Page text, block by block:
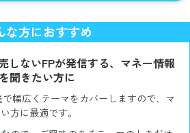
な方におすすめ
しないFPが発信する、マネー情報
を聞きたい方に
で幅広くテーマをカバーしますので、マ
方に最適です。